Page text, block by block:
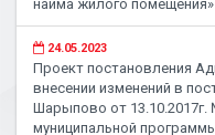
найма жилого помещения»
24.05.2023
Проект постановления
внесении изменений в
Шарыпово от 13.10.2017г.
муниципальной